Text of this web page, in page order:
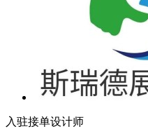
入驻接单设计师